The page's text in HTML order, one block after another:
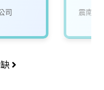
司 震南鐵